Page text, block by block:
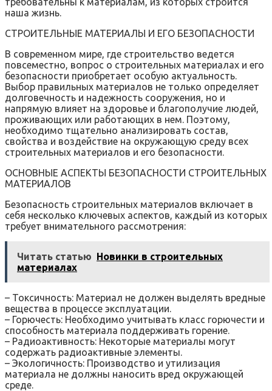
наша жизнь.
СТРОИТЕЛЬНЫЕ МАТЕРИАЛЫ И ЕГО БЕЗОПАСНОСТИ
В современном мире, где строительство ведется
повсеместно, вопрос о строительных материалах и его
безопасности приобретает особую актуальность.
Выбор правильных материалов не только определяет
долговечность и надежность сооружения, но и
напрямую влияет на здоровье и благополучие людей,
проживающих или работающих в нем. Поэтому,
необходимо тщательно анализировать состав,
свойства и воздействие на окружающую среду всех
строительных материалов и его безопасности.
ОСНОВНЫЕ АСПЕКТЫ БЕЗОПАСНОСТИ СТРОИТЕЛЬНЫХ
МАТЕРИАЛОВ
Безопасность строительных материалов включает в
себя несколько ключевых аспектов, каждый из которых
требует внимательного рассмотрения:
Читать статью Новинки в строительных
материалах
– Токсичность: Материал не должен выделять вредные
вещества в процессе эксплуатации.
– Горючесть: Необходимо учитывать класс горючести и
способность материала поддерживать горение.
– Радиоактивность: Некоторые материалы могут
содержать радиоактивные элементы.
– Экологичность: Производство и утилизация
материала не должны наносить вред окружающей
среде.